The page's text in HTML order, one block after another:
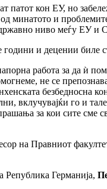
кон ЕУ, но
минатото и
ниво меѓу ЕУ и
и децении биле
работа за да ѝ
не се
безбедносна
вклучувајќи го и
за кои сите сме
на Правниот
Република Германија,